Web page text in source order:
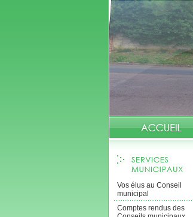
Vos élus au Conseil
municipal
Comptes rendus des